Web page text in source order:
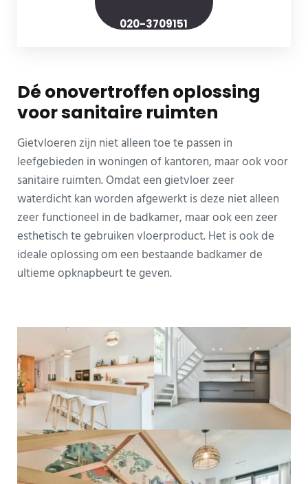
020-3709151
Dé onovertroffen oplossing
voor sanitaire ruimten
Gietvloeren zijn niet alleen toe te passen in
leefgebieden in woningen of kantoren, maar ook voor
sanitaire ruimten. Omdat een gietvloer zeer
waterdicht kan worden afgewerkt is deze niet alleen
zeer functioneel in de badkamer, maar ook een zeer
esthetisch te gebruiken vloerproduct. Het is ook de
ideale oplossing om een bestaande badkamer de
ultieme opknapbeurt te geven.